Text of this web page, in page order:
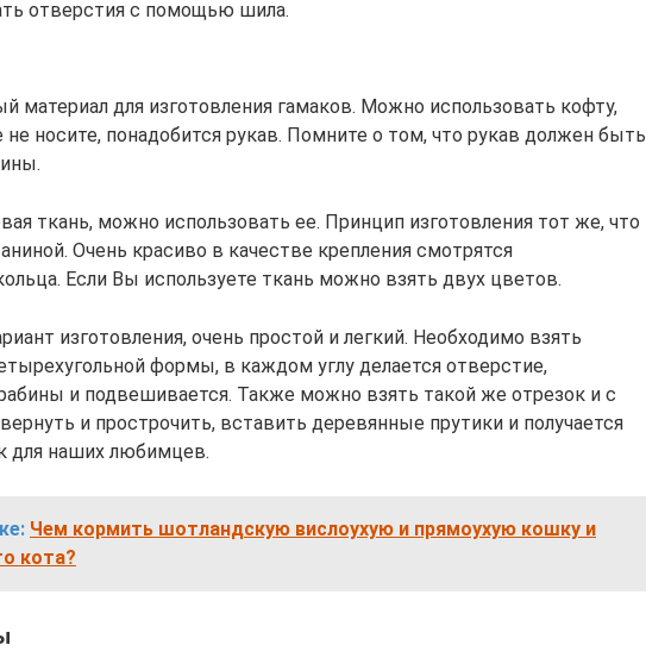
отверстия с помощью шила.
материал для изготовления гамаков. Можно использовать кофту,
носите, понадобится рукав. Помните о том, что рукав должен быть
ткань, можно использовать ее. Принцип изготовления тот же, что
Очень красиво в качестве крепления смотрятся
Если Вы используете ткань можно взять двух цветов.
изготовления, очень простой и легкий. Необходимо взять
формы, в каждом углу делается отверстие,
и подвешивается. Также можно взять такой же отрезок и с
и прострочить, вставить деревянные прутики и получается
для наших любимцев.
Чем кормить шотландскую вислоухую и прямоухую кошку и
кота?